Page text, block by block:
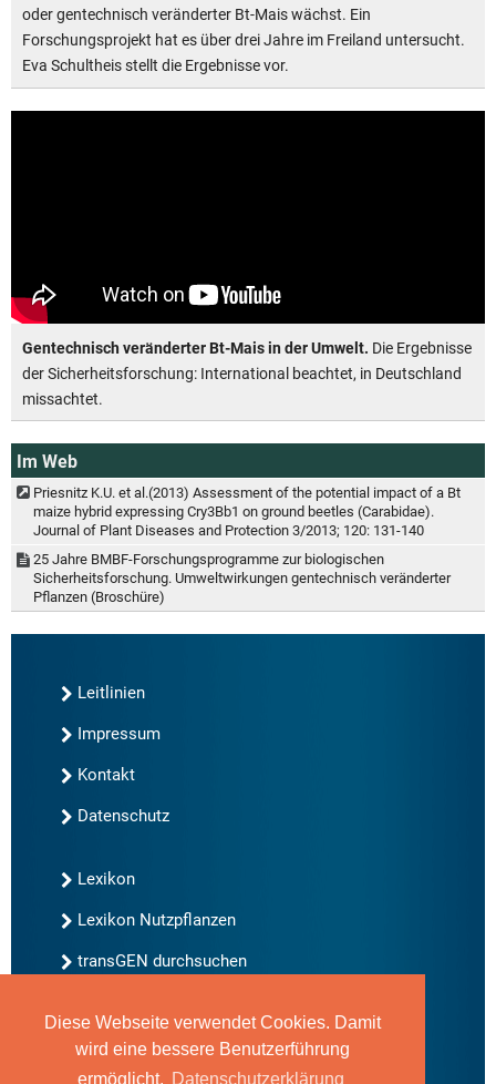
Diese Webseite verwendet Cookies. Damit
wird eine bessere Benutzerführung
ermöglicht. Datenschutzerklärung
oder gentechnisch veränderter Bt-Mais wächst. Ein
Forschungsprojekt hat es über drei Jahre im Freiland untersucht.
Eva Schultheis stellt die Ergebnisse vor.
Gentechnisch veränderter Bt-Mais in der Umwelt. Die Ergebnisse
der Sicherheitsforschung: International beachtet, in Deutschland
missachtet.
Im Web
Priesnitz K.U. et al.(2013) Assessment of the potential impact of a Bt
maize hybrid expressing Cry3Bb1 on ground beetles (Carabidae).
Journal of Plant Diseases and Protection 3/2013; 120: 131-140
25 Jahre BMBF-Forschungsprogramme zur biologischen
Sicherheitsforschung. Umweltwirkungen gentechnisch veränderter
Pflanzen (Broschüre)
Leitlinien
Impressum
Kontakt
Datenschutz
Lexikon
Lexikon Nutzpflanzen
transGEN durchsuchen
Neu bei transGEN